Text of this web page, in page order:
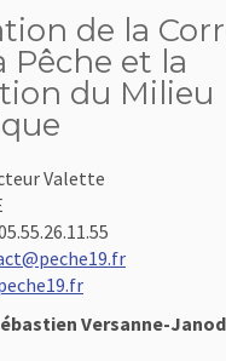
de la
Pêche et la
du Milieu
Valette
Versanne-